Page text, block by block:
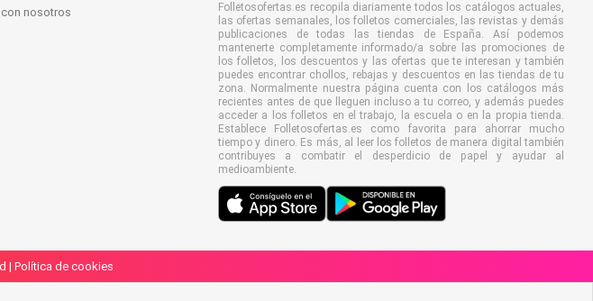
nosotros
Folletosofertas.es recopila diariamente todos los catálogos actuales,
las ofertas semanales, los folletos comerciales, las revistas y demás
publicaciones de todas las tiendas de España. Así podemos
mantenerte completamente informado/a sobre las promociones de
los folletos, los descuentos y las ofertas que te interesan y también
puedes encontrar chollos, rebajas y descuentos en las tiendas de tu
zona. Normalmente nuestra página cuenta con los catálogos más
recientes antes de que lleguen incluso a tu correo, y además puedes
acceder a los folletos en el trabajo, la escuela o en la propia tienda.
Establece Folletosofertas.es como favorita para ahorrar mucho
tiempo y dinero. Es más, al leer los folletos de manera digital también
contribuyes a combatir el desperdicio de papel y ayudar al
medioambiente.
| Política de cookies